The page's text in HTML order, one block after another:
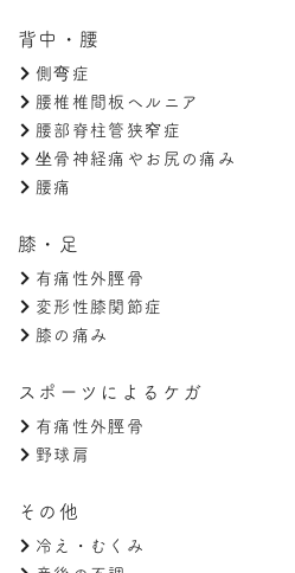
背中・腰
側弯症
腰椎椎間板ヘルニア
腰部脊柱管狭窄症
坐骨神経痛やお尻の痛み
腰痛
膝・足
有痛性外脛骨
変形性膝関節症
膝の痛み
スポーツによるケガ
有痛性外脛骨
野球肩
その他
冷え・むくみ